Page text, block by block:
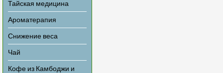
Тайская медицина
Ароматерапия
Снижение веса
Чай
Кофе из Камбоджи и